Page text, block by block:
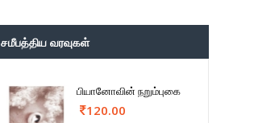
சமீபத்திய வரவுகள்
பியானோவின் நறும்புகை
120.00